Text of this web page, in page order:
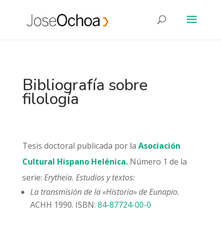
Bibliografía sobre
filología
Tesis doctoral publicada por la Asociación
Cultural Hispano Helénica.Número 1 de la
serie: Erytheia. Estudios y textos:
La transmisión de la «Historia» de Eunapio.
ACHH 1990. ISBN: 84-87724-00-0